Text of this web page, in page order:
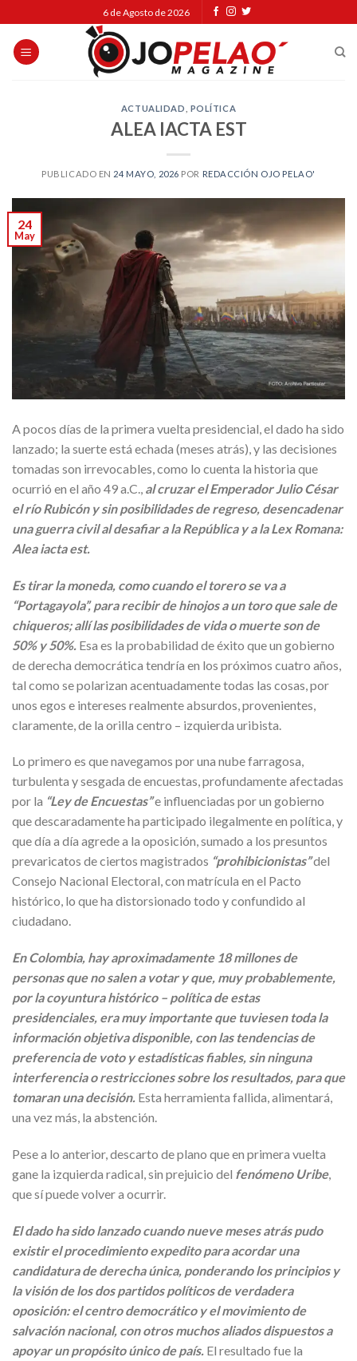
to
content
6 de Agosto de 2026
ACTUALIDAD POLÍTICA
ALEA IACTA EST
PUBLICADO EN 24 MAYO, 2026 POR REDACCIÓN OJO PELAO'
24
May
A pocos días de la primera vuelta presidencial, el dado ha sido
lanzado; la suerte está echada (meses atrás), y las decisiones
tomadas son irrevocables, como lo cuenta la historia que
ocurrió en el año 49 a.C., al cruzar el Emperador Julio César
el río Rubicón y sin posibilidades de regreso, desencadenar
una guerra civil al desafiar a la República y a la Lex Romana:
Alea iacta est.
Es tirar la moneda, como cuando el torero se va a
“Portagayola”, para recibir de hinojos a un toro que sale de
chiqueros; allí las posibilidades de vida o muerte son de
50% y 50%. Esa es la probabilidad de éxito que un gobierno
de derecha democrática tendría en los próximos cuatro años,
tal como se polarizan acentuadamente todas las cosas, por
unos egos e intereses realmente absurdos, provenientes,
claramente, de la orilla centro – izquierda uribista.
Lo primero es que navegamos por una nube farragosa,
turbulenta y sesgada de encuestas, profundamente afectadas
por la “Ley de Encuestas”e influenciadas por un gobierno
que descaradamente ha participado ilegalmente en política, y
que día a día agrede a la oposición, sumado a los presuntos
prevaricatos de ciertos magistrados “prohibicionistas”del
Consejo Nacional Electoral, con matrícula en el Pacto
histórico, lo que ha distorsionado todo y confundido al
ciudadano.
En Colombia, hay aproximadamente 18 millones de
personas que no salen a votar y que, muy probablemente,
por la coyuntura histórico – política de estas
presidenciales, era muy importante que tuviesen toda la
información objetiva disponible, con las tendencias de
preferencia de voto y estadísticas fiables, sin ninguna
interferencia o restricciones sobre los resultados, para que
tomaran una decisión. Esta herramienta fallida, alimentará,
una vez más, la abstención.
Pese a lo anterior, descarto de plano que en primera vuelta
gane la izquierda radical, sin prejuicio del fenómeno Uribe,
que sí puede volver a ocurrir.
El dado ha sido lanzado cuando nueve meses atrás pudo
existir el procedimiento expedito para acordar una
candidatura de derecha única, ponderando los principios y
la visión de los dos partidos políticos de verdadera
oposición: el centro democrático y el movimiento de
salvación nacional, con otros muchos aliados dispuestos a
apoyar un propósito único de país. El resultado fue la